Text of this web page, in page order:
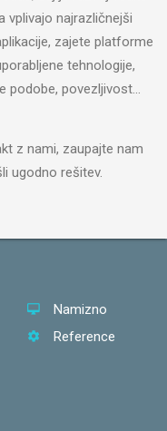
vplivajo najrazličnejši
zajete platforme
tehnologije,
podobe, povezljivost...
z nami, zaupajte nam
ugodno rešitev.
Namizno
Reference